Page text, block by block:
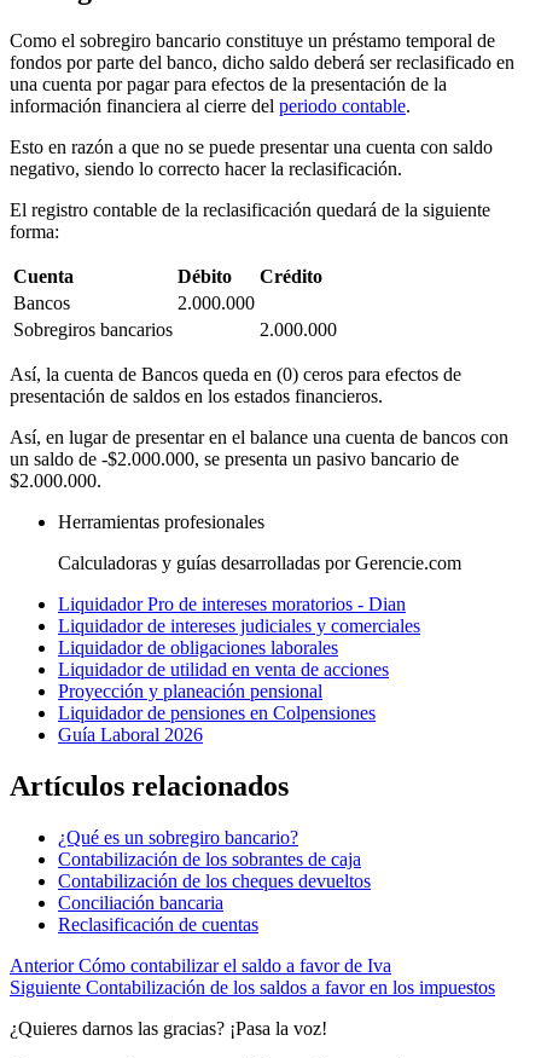
Como el sobregiro bancario constituye un préstamo temporal de
fondos por parte del banco, dicho saldo deberá ser reclasificado en
una cuenta por pagar para efectos de la presentación de la
información financiera al cierre del periodo contable.
Esto en razón a que no se puede presentar una cuenta con saldo
negativo, siendo lo correcto hacer la reclasificación.
El registro contable de la reclasificación quedará de la siguiente
forma:
Cuenta Débito
Crédito
Bancos
2.000.000
Sobregiros bancarios
2.000.000
Así, la cuenta de Bancos queda en (0) ceros para efectos de
presentación de saldos en los estados financieros.
Así, en lugar de presentar en el balance una cuenta de bancos con
un saldo de -$2.000.000, se presenta un pasivo bancario de
$2.000.000.
Herramientas profesionales
Calculadoras y guías desarrolladas por Gerencie.com
Liquidador Pro de intereses moratorios - Dian
Liquidador de intereses judiciales y comerciales
Liquidador de obligaciones laborales
Liquidador de utilidad en venta de acciones
Proyección y planeación pensional
Liquidador de pensiones en Colpensiones
Guía Laboral 2026
Artículos relacionados
¿Qué es un sobregiro bancario?
Contabilización de los sobrantes de caja
Contabilización de los cheques devueltos
Conciliación bancaria
Reclasificación de cuentas
Anterior Cómo contabilizar el saldo a favor de Iva
Siguiente Contabilización de los saldos a favor en los impuestos
¿Quieres darnos las gracias? ¡Pasa la voz!